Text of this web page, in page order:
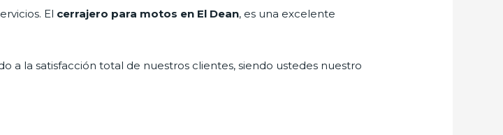
El cerrajero para motos en El Dean, es una excelente
a la satisfacción total de nuestros clientes, siendo ustedes nuestro